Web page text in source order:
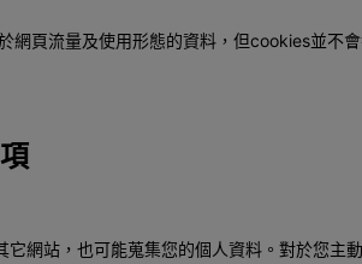
網頁流量及使用形態的資料，但cookies並
它網站，也可能蒐集您的個人資料。對於您